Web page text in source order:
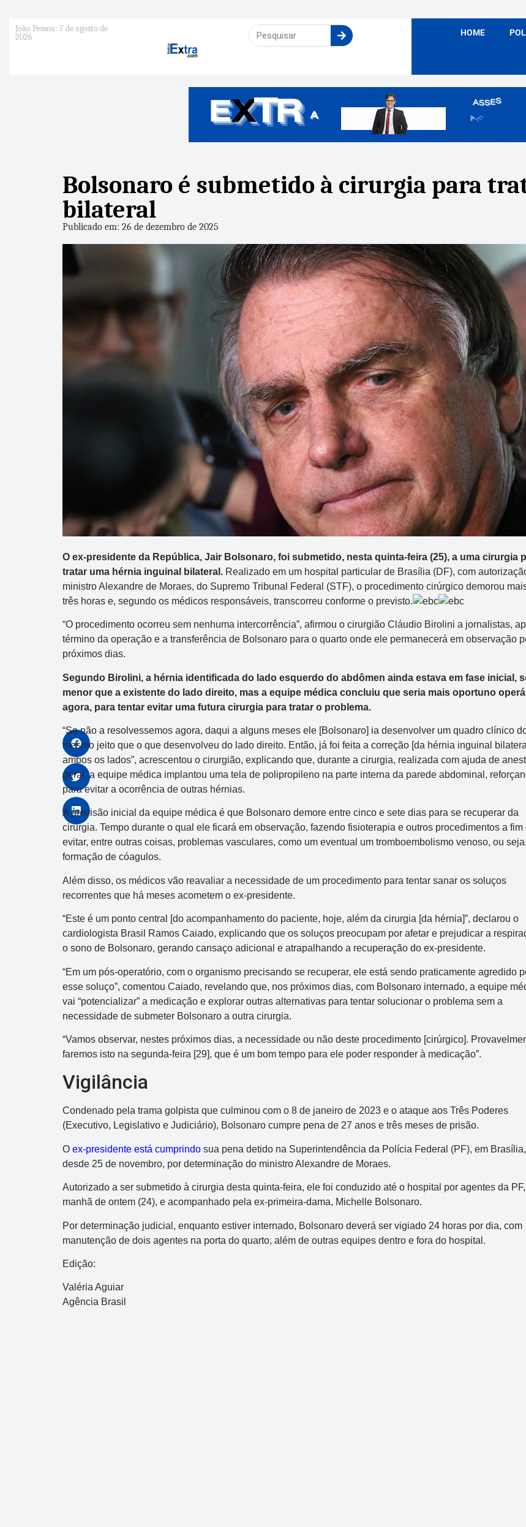
João Pessoa: 7 de agosto de
2026
HOME
Bolsonaro é submetido à cirurgia para
bilateral
Publicado em: 26 de dezembro de 2025
O ex-presidente da República, Jair Bolsonaro, foi submetido, nesta quinta-feira (25), a uma cirurgia
tratar uma hérnia inguinal bilateral. Realizado em um hospital particular de Brasília (DF), com
ministro Alexandre de Moraes, do Supremo Tribunal Federal (STF), o procedimento cirúrgico demorou
três horas e, segundo os médicos responsáveis, transcorreu conforme o previsto.
“O procedimento ocorreu sem nenhuma intercorrência”, afirmou o cirurgião Cláudio Birolini a jornalistas,
término da operação e a transferência de Bolsonaro para o quarto onde ele permanecerá em observação
próximos dias.
Segundo Birolini, a hérnia identificada do lado esquerdo do abdômen ainda estava em fase inicial,
menor que a existente do lado direito, mas a equipe médica concluiu que seria mais oportuno
agora, para tentar evitar uma futura cirurgia para tratar o problema.
“Se não a resolvessemos agora, daqui a alguns meses ele [Bolsonaro] ia desenvolver um quadro clínico
mesmo jeito que o que desenvolveu do lado direito. Então, já foi feita a correção [da hérnia inguinal
ambos os lados”, acrescentou o cirurgião, explicando que, durante a cirurgia, realizada com ajuda de
geral, a equipe médica implantou uma tela de polipropileno na parte interna da parede abdominal,
para evitar a ocorrência de outras hérnias.
A previsão inicial da equipe médica é que Bolsonaro demore entre cinco e sete dias para se recuperar da
cirurgia. Tempo durante o qual ele ficará em observação, fazendo fisioterapia e outros procedimentos a fim
evitar, entre outras coisas, problemas vasculares, como um eventual um tromboembolismo venoso, ou
formação de cóagulos.
Além disso, os médicos vão reavaliar a necessidade de um procedimento para tentar sanar os soluços
recorrentes que há meses acometem o ex-presidente.
“Este é um ponto central [do acompanhamento do paciente, hoje, além da cirurgia [da hérnia]”, declarou o
cardiologista Brasil Ramos Caiado, explicando que os soluços preocupam por afetar e prejudicar a
o sono de Bolsonaro, gerando cansaço adicional e atrapalhando a recuperação do ex-presidente.
“Em um pós-operatório, com o organismo precisando se recuperar, ele está sendo praticamente agredido
esse soluço”, comentou Caiado, revelando que, nos próximos dias, com Bolsonaro internado, a equipe
vai “potencializar” a medicação e explorar outras alternativas para tentar solucionar o problema sem a
necessidade de submeter Bolsonaro a outra cirurgia.
“Vamos observar, nestes próximos dias, a necessidade ou não deste procedimento [cirúrgico].
faremos isto na segunda-feira [29], que é um bom tempo para ele poder responder à medicação”.
Vigilância
Condenado pela trama golpista que culminou com o 8 de janeiro de 2023 e o ataque aos Três Poderes
(Executivo, Legislativo e Judiciário), Bolsonaro cumpre pena de 27 anos e três meses de prisão.
O ex-presidente está cumprindo sua pena detido na Superintendência da Polícia Federal (PF), em Brasília,
desde 25 de novembro, por determinação do ministro Alexandre de Moraes.
Autorizado a ser submetido à cirurgia desta quinta-feira, ele foi conduzido até o hospital por agentes da
manhã de ontem (24), e acompanhado pela ex-primeira-dama, Michelle Bolsonaro.
Por determinação judicial, enquanto estiver internado, Bolsonaro deverá ser vigiado 24 horas por dia, com
manutenção de dois agentes na porta do quarto, além de outras equipes dentro e fora do hospital.
Edição:
Valéria Aguiar
Agência Brasil
Dupla Sena
Concurso 2992